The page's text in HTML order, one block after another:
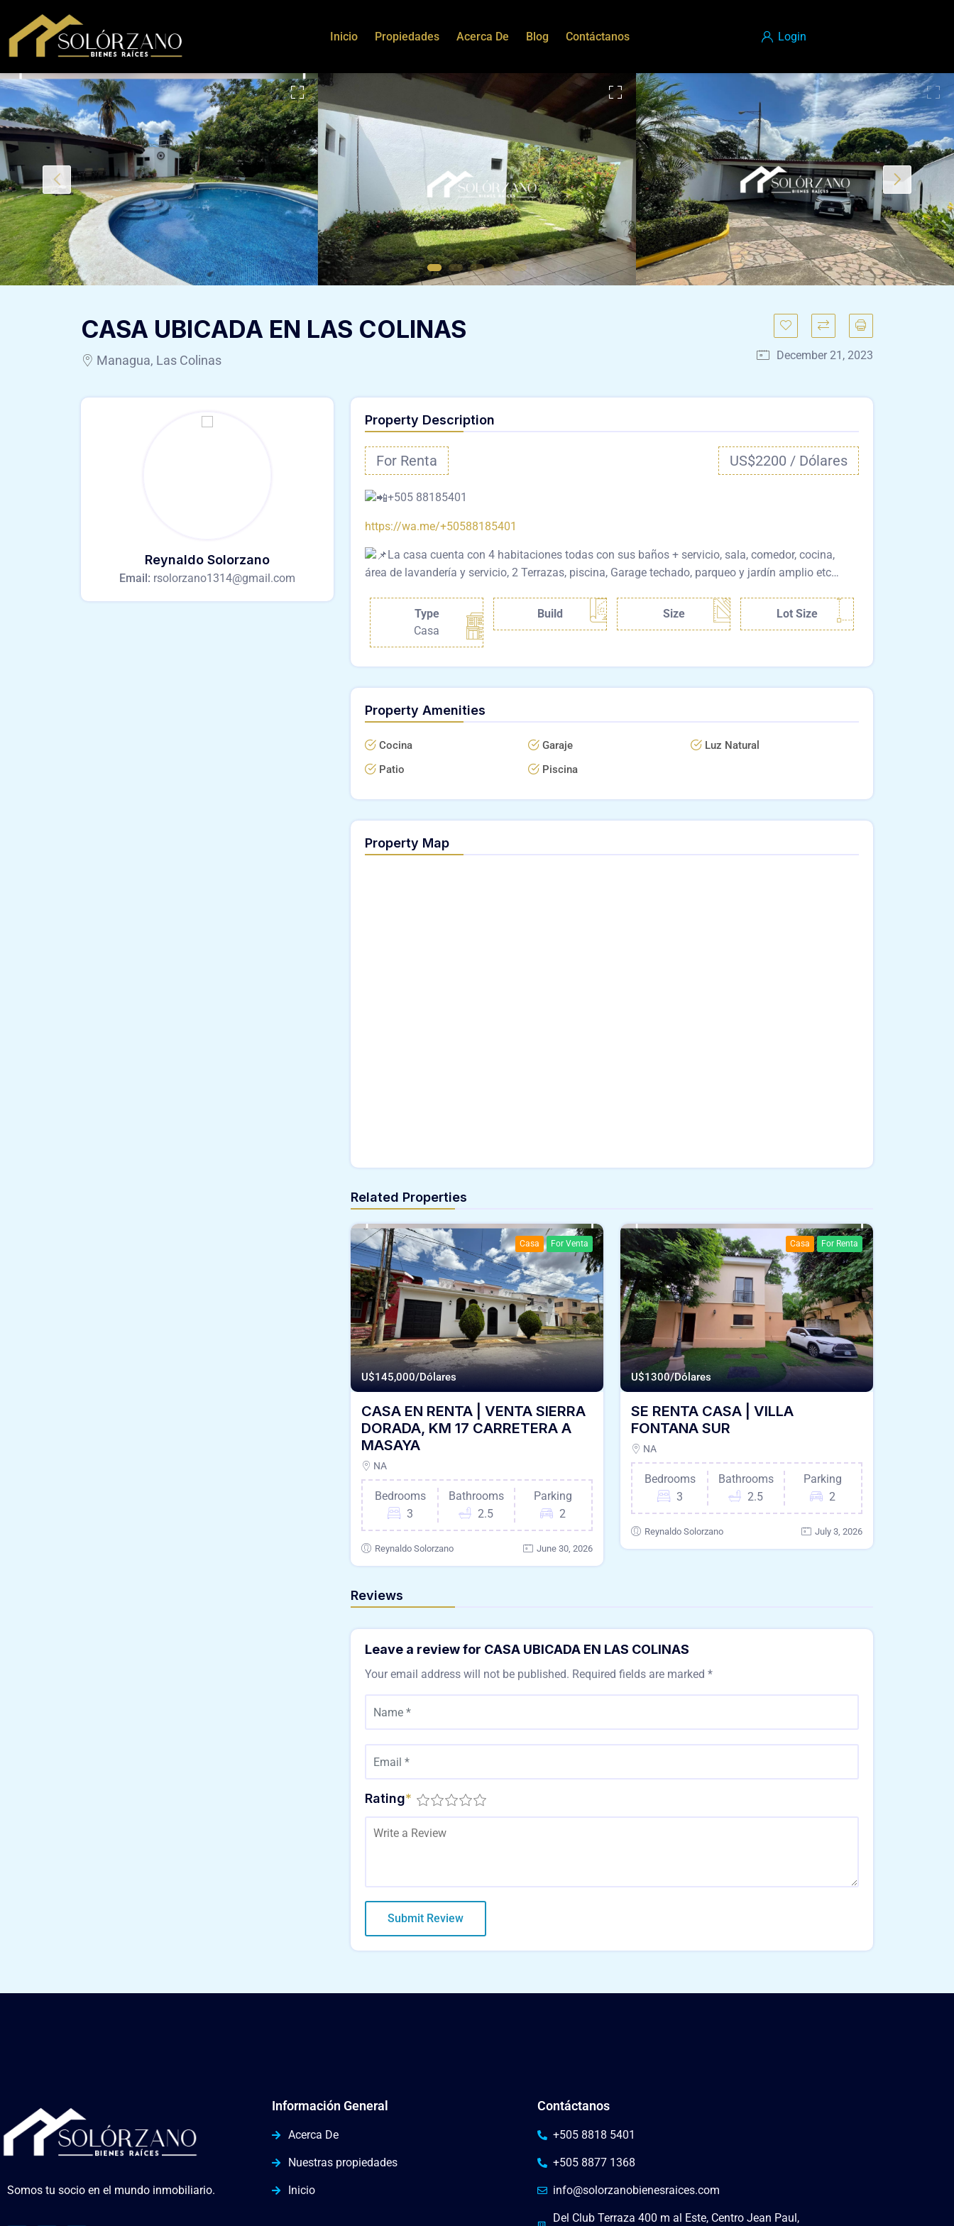
Inicio Propiedades Acerca De Blog Contáctanos Login
CASA UBICADA EN LAS COLINAS
Managua, Las Colinas December 21, 2023
Property Description
For Renta US$2200 / Dólares
+505 88185401
https://wa.me/+50588185401
La casa cuenta con 4 habitaciones todas con sus baños + servicio, sala, comedor, cocina,
área de lavandería y servicio, 2 Terrazas, piscina, Garage techado, parqueo y jardín amplio etc…
Type
Casa
Build Size Lot Size
Property Amenities
Cocina Garaje
Luz Natural
Patio
Piscina
Property Map
Related Properties
Casa For Venta
U$145,000/Dólares
CASA EN RENTA | VENTA SIERRA
DORADA, KM 17 CARRETERA A
MASAYA
NA
Bedrooms
3
Bathrooms
2.5
Parking
2
Reynaldo Solorzano June 30, 2026
Casa For Renta
U$1300/Dólares
SE RENTA CASA | VILLA
FONTANA SUR
NA
Bedrooms
3
Bathrooms
2.5
Parking
2
Reynaldo Solorzano July 3, 2026
Reviews
Leave a review for CASA UBICADA EN LAS COLINAS
Your email address will not be published. Required fields are marked *
Rating*
Reynaldo Solorzano
Email: rsolorzano1314@gmail.com
Somos tu socio en el mundo inmobiliario.
Información General
Acerca De
Nuestras propiedades
Inicio
Contáctanos
+505 8818 5401
+505 8877 1368
info@solorzanobienesraices.com
Del Club Terraza 400 m al Este, Centro Jean Paul,